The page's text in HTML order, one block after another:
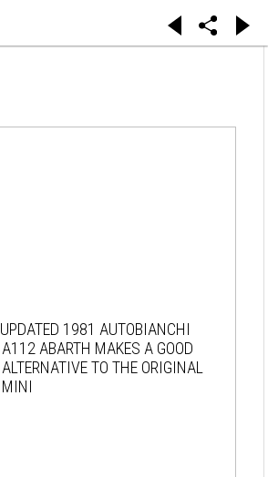
UPDATED 1981 AUTOBIANCHI
A112 ABARTH MAKES A GOOD
ALTERNATIVE TO THE ORIGINAL
MINI